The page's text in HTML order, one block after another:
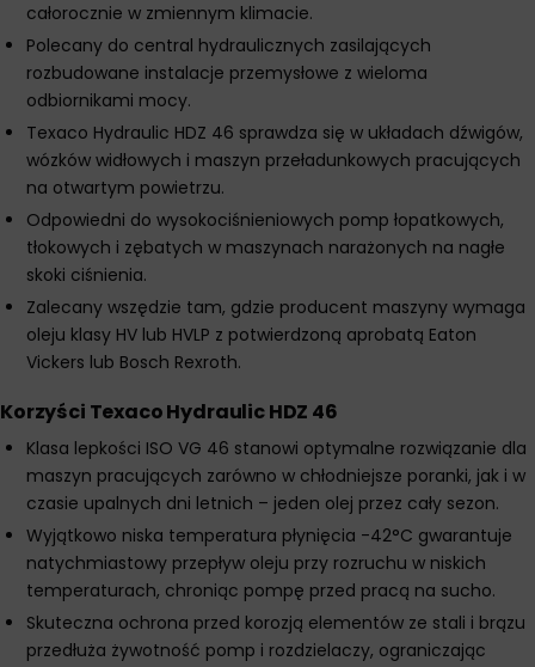
całorocznie w zmiennym klimacie.
Polecany do central hydraulicznych zasilających
rozbudowane instalacje przemysłowe z wieloma
odbiornikami mocy.
Texaco Hydraulic HDZ 46 sprawdza się w układach dźwigów,
wózków widłowych i maszyn przeładunkowych pracujących
na otwartym powietrzu.
Odpowiedni do wysokociśnieniowych pomp łopatkowych,
tłokowych i zębatych w maszynach narażonych na nagłe
skoki ciśnienia.
Zalecany wszędzie tam, gdzie producent maszyny wymaga
oleju klasy HV lub HVLP z potwierdzoną aprobatą Eaton
Vickers lub Bosch Rexroth.
Korzyści Texaco Hydraulic HDZ 46
Klasa lepkości ISO VG 46 stanowi optymalne rozwiązanie dla
maszyn pracujących zarówno w chłodniejsze poranki, jak i w
czasie upalnych dni letnich – jeden olej przez cały sezon.
Wyjątkowo niska temperatura płynięcia -42°C gwarantuje
natychmiastowy przepływ oleju przy rozruchu w niskich
temperaturach, chroniąc pompę przed pracą na sucho.
Skuteczna ochrona przed korozją elementów ze stali i brązu
przedłuża żywotność pomp i rozdzielaczy, ograniczając